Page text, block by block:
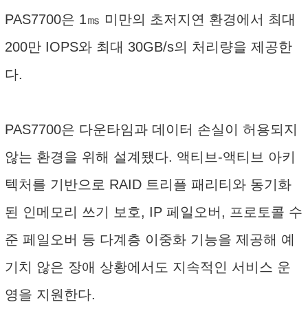
PAS7700은 1㎳ 미만의 초저지연 환경에서 최대
200만 IOPS와 최대 30GB/s의 처리량을 제공한
다.
PAS7700은 다운타임과 데이터 손실이 허용되지
않는 환경을 위해 설계됐다. 액티브-액티브 아키
텍처를 기반으로 RAID 트리플 패리티와 동기화
된 인메모리 쓰기 보호, IP 페일오버, 프로토콜 수
준 페일오버 등 다계층 이중화 기능을 제공해 예
기치 않은 장애 상황에서도 지속적인 서비스 운
영을 지원한다.